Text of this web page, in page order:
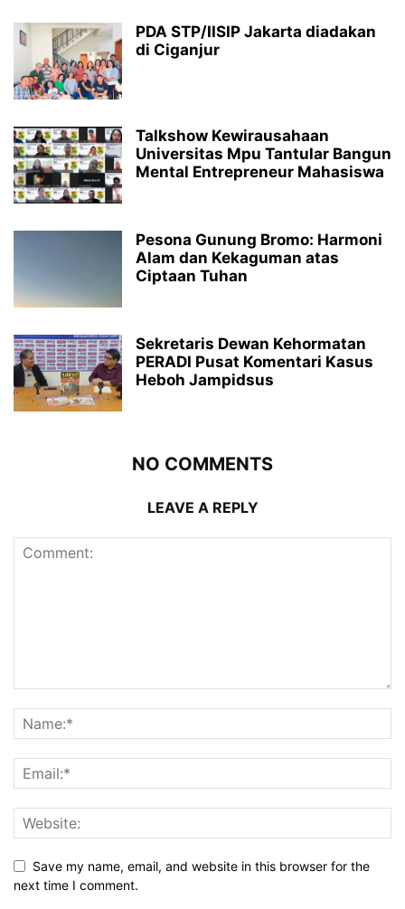
PDA STP/IISIP Jakarta diadakan
di Ciganjur
Talkshow Kewirausahaan
Universitas Mpu Tantular Bangun
Mental Entrepreneur Mahasiswa
Pesona Gunung Bromo: Harmoni
Alam dan Kekaguman atas
Ciptaan Tuhan
Sekretaris Dewan Kehormatan
PERADI Pusat Komentari Kasus
Heboh Jampidsus
NO COMMENTS
LEAVE A REPLY
Save my name, email, and website in this browser for the
next time I comment.